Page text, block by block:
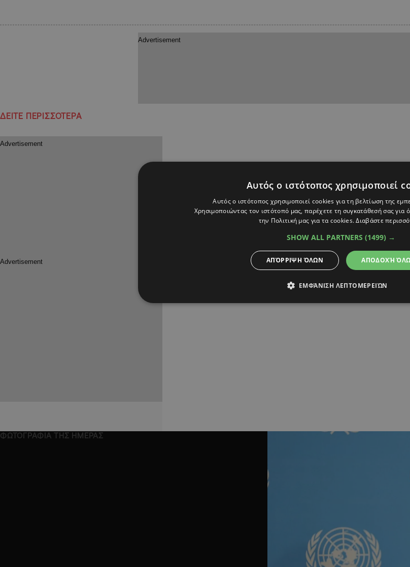
ΔΕΙΤΕ ΠΕΡΙΣΣΟΤΕΡΑ
ΦΩΤΟΓΡΑΦΙΑ ΤΗΣ ΗΜΕΡΑΣ
Αυτός ο ιστότοπος χρησιμοποιεί
Αυτός ο ιστότοπος χρησιμοποιεί cookies για τη βελτίωση της
Χρησιμοποιώντας τον ιστότοπό μας, παρέχετε τη συγκατάθεσή σας
την Πολιτική μας για τα cookies.Διαβάστε
SHOW ALL PARTNERS (1499) →
ΑΠΟΔΟΧΉ
ΑΠΌΡΡΙΨΗ ΌΛΩΝ
ΕΜΦΆΝΙΣΗ ΛΕΠΤΟΜΕΡΕΙΏΝ